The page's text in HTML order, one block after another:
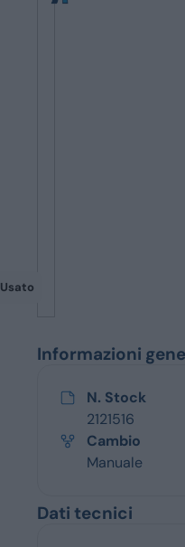
Usato
Informazioni
N. Stock
2121516
Cambio
Manuale
Dati tecnici